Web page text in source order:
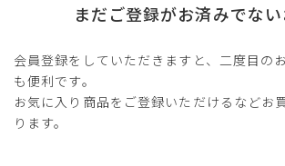
まだご登録がお済みでな
会員登録をしていただきますと、二度目の
も便利です。
お気に入り商品をご登録いただけるなどお
ります。